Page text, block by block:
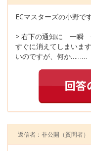
ECマスターズの小野です
> 右下の通知に 一瞬
すぐに消えてしまいま
いのですが、何か………
返信者：非公開 （質問者）